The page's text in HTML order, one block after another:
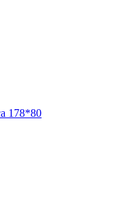
178*80